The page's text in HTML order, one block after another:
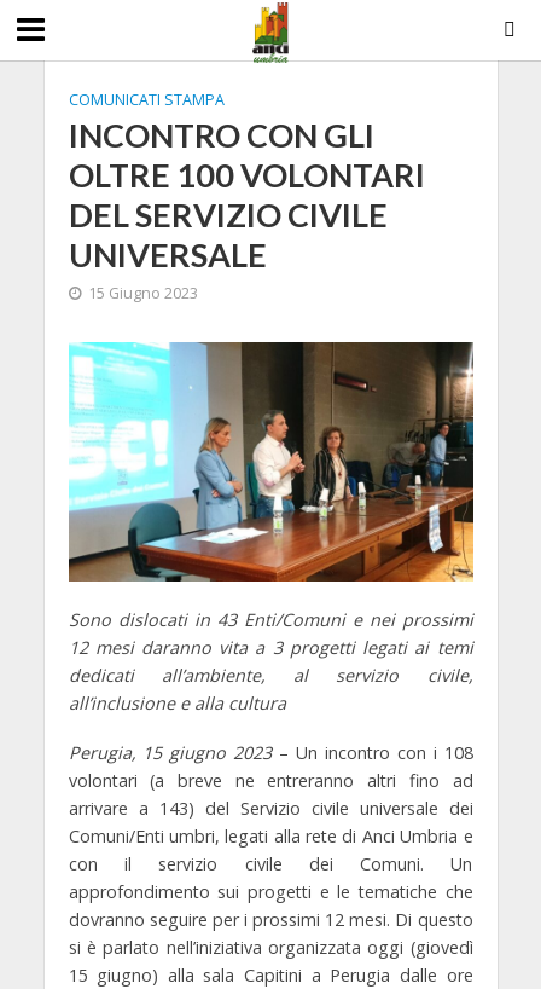
COMUNICATI STAMPA
INCONTRO CON GLI
OLTRE 100 VOLONTARI
DEL SERVIZIO CIVILE
UNIVERSALE
15 Giugno 2023
Sono dislocati in 43 Enti/Comuni e nei prossimi
12 mesi daranno vita a 3 progetti legati ai temi
dedicati all’ambiente, al servizio civile,
all’inclusione e alla cultura
Perugia, 15 giugno 2023 – Un incontro con i 108
volontari (a breve ne entreranno altri fino ad
arrivare a 143) del Servizio civile universale dei
Comuni/Enti umbri, legati alla rete di Anci Umbria e
con il servizio civile dei Comuni. Un
approfondimento sui progetti e le tematiche che
dovranno seguire per i prossimi 12 mesi. Di questo
si è parlato nell’iniziativa organizzata oggi (giovedì
15 giugno) alla sala Capitini a Perugia dalle ore